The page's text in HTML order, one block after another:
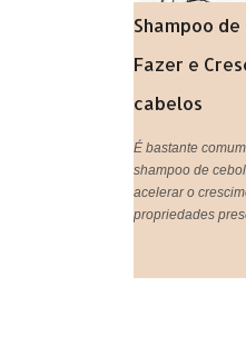
Shampoo
Fazer e
cabelos
É bastante
shampoo de
acelerar o
propriedades
rápido,